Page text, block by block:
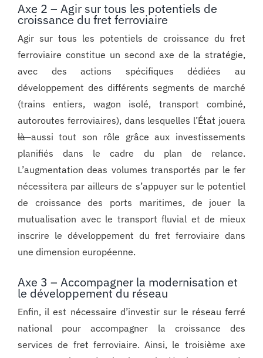
Axe 2 – Agir sur tous les potentiels de
croissance du fret ferroviaire
Agir sur tous les potentiels de croissance du fret
ferroviaire constitue un second axe de la stratégie,
avec des actions spécifiques dédiées au
développement des différents segments de marché
(trains entiers, wagon isolé, transport combiné,
autoroutes ferroviaires), dans lesquelles l’État jouera
làaussi tout son rôle grâce aux investissements
planifiés dans le cadre du plan de relance.
L’augmentation deas volumes transportés par le fer
nécessitera par ailleurs de s’appuyer sur le potentiel
de croissance des ports maritimes, de jouer la
mutualisation avec le transport fluvial et de mieux
inscrire le développement du fret ferroviaire dans
une dimension européenne.
Axe 3 – Accompagner la modernisation et
le développement du réseau
Enfin, il est nécessaire d’investir sur le réseau ferré
national pour accompagner la croissance des
services de fret ferroviaire. Ainsi, le troisième axe